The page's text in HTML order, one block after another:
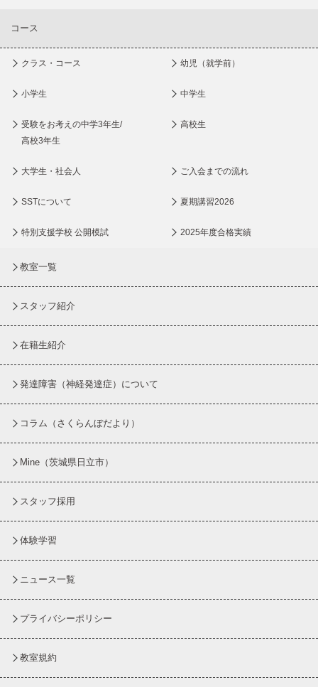
コース
クラス・コース 幼児（就学前）
小学生 中学生
受験をお考えの中学3年生/
高校3年生
高校生
大学生・社会人 ご入会までの流れ
SSTについて 夏期講習2026
特別支援学校 公開模試 2025年度合格実績
教室一覧
スタッフ紹介
在籍生紹介
発達障害（神経発達症）について
コラム （さくらんぼだより）
Mine（茨城県日立市）
スタッフ採用
体験学習
ニュース一覧
プライバシーポリシー
教室規約